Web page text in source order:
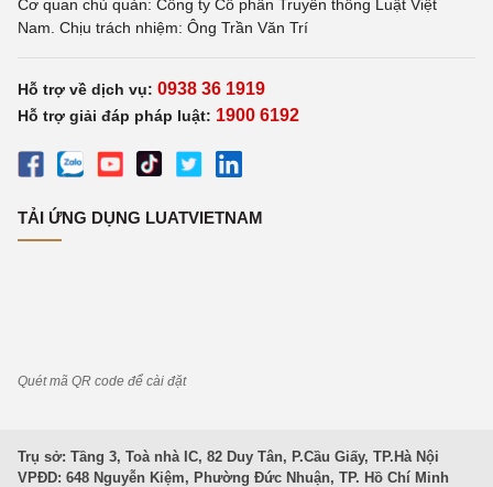
Cơ quan chủ quản: Công ty Cổ phần Truyền thông Luật Việt
Nam. Chịu trách nhiệm: Ông Trần Văn Trí
Hỗ trợ về dịch vụ: 0938 36 1919
Hỗ trợ giải đáp pháp luật: 1900 6192
TẢI ỨNG DỤNG LUATVIETNAM
Quét mã QR code để cài đặt
Trụ sở: Tầng 3, Toà nhà IC, 82 Duy Tân, P.Cầu Giấy, TP.Hà Nội
VPĐD: 648 Nguyễn Kiệm, Phường Đức Nhuận, TP. Hồ Chí Minh